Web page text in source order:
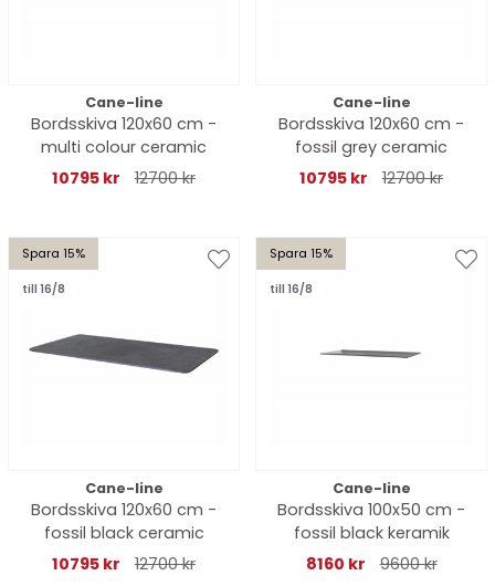
Cane-line
Bordsskiva 120x60 cm -
multi colour ceramic
10795 kr
12700 kr
Cane-line
Bordsskiva 120x60 cm -
fossil grey ceramic
10795 kr
12700 kr
Spara 15%
till 16/8
Cane-line
Bordsskiva 120x60 cm -
fossil black ceramic
10795 kr
12700 kr
Spara 15%
till 16/8
Cane-line
Bordsskiva 100x50 cm -
fossil black keramik
8160 kr
9600 kr